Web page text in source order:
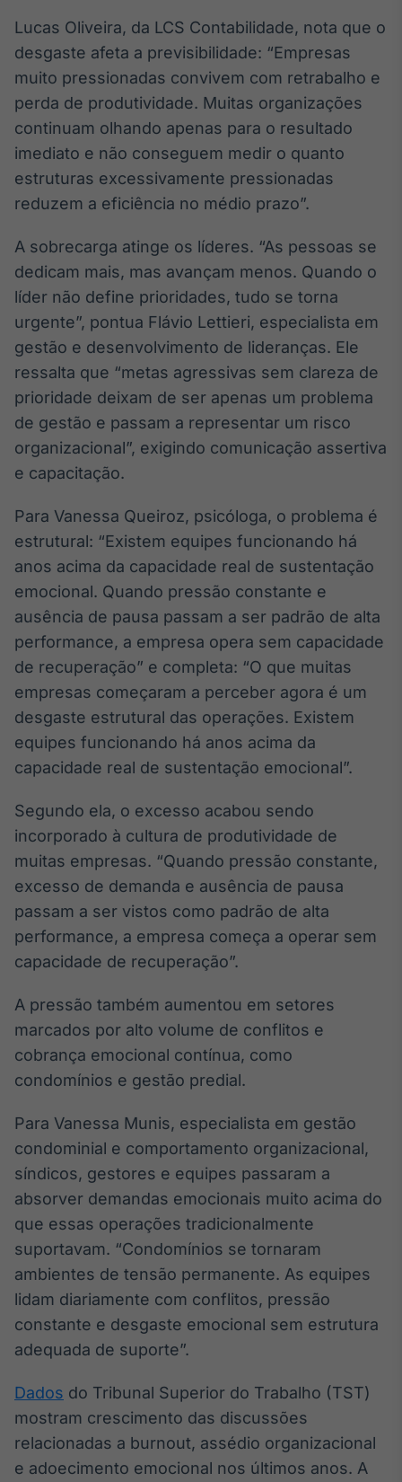
Lucas Oliveira, da LCS Contabilidade, nota que o
desgaste afeta a previsibilidade: “Empresas
muito pressionadas convivem com retrabalho e
perda de produtividade. Muitas organizações
continuam olhando apenas para o resultado
imediato e não conseguem medir o quanto
estruturas excessivamente pressionadas
reduzem a eficiência no médio prazo”.
A sobrecarga atinge os líderes. “As pessoas se
dedicam mais, mas avançam menos. Quando o
líder não define prioridades, tudo se torna
urgente”, pontua Flávio Lettieri, especialista em
gestão e desenvolvimento de lideranças. Ele
ressalta que “metas agressivas sem clareza de
prioridade deixam de ser apenas um problema
de gestão e passam a representar um risco
organizacional”, exigindo comunicação assertiva
e capacitação.
Para Vanessa Queiroz, psicóloga, o problema é
estrutural: “Existem equipes funcionando há
anos acima da capacidade real de sustentação
emocional. Quando pressão constante e
ausência de pausa passam a ser padrão de alta
performance, a empresa opera sem capacidade
de recuperação” e completa: “O que muitas
empresas começaram a perceber agora é um
desgaste estrutural das operações. Existem
equipes funcionando há anos acima da
capacidade real de sustentação emocional”.
Segundo ela, o excesso acabou sendo
incorporado à cultura de produtividade de
muitas empresas. “Quando pressão constante,
excesso de demanda e ausência de pausa
passam a ser vistos como padrão de alta
performance, a empresa começa a operar sem
capacidade de recuperação”.
A pressão também aumentou em setores
marcados por alto volume de conflitos e
cobrança emocional contínua, como
condomínios e gestão predial.
Para Vanessa Munis, especialista em gestão
condominial e comportamento organizacional,
síndicos, gestores e equipes passaram a
absorver demandas emocionais muito acima do
que essas operações tradicionalmente
suportavam. “Condomínios se tornaram
ambientes de tensão permanente. As equipes
lidam diariamente com conflitos, pressão
constante e desgaste emocional sem estrutura
adequada de suporte”.
Dados do Tribunal Superior do Trabalho (TST)
mostram crescimento das discussões
relacionadas a burnout, assédio organizacional
e adoecimento emocional nos últimos anos. A